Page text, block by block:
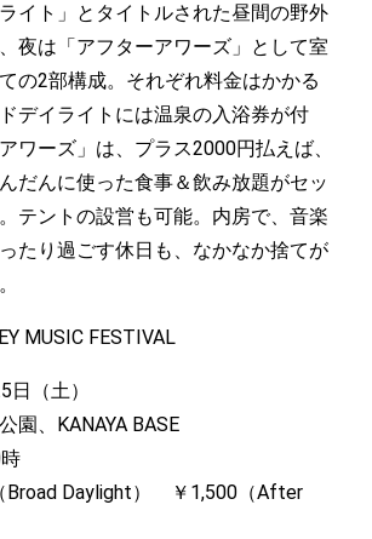
イト」とタイトルされた昼間の野外
夜は「アフターアワーズ」として室
の2部構成。それぞれ料金はかかる
デイライトには温泉の入浴券が付
ワーズ」は、プラス2000円払えば、
だんに使った食事＆飲み放題がセッ
テントの設営も可能。内房で、音楽
たり過ごす休日も、なかなか捨てが
MUSIC FESTIVAL
（土）
園、KANAYA BASE
時
Broad Daylight） ￥1,500（After